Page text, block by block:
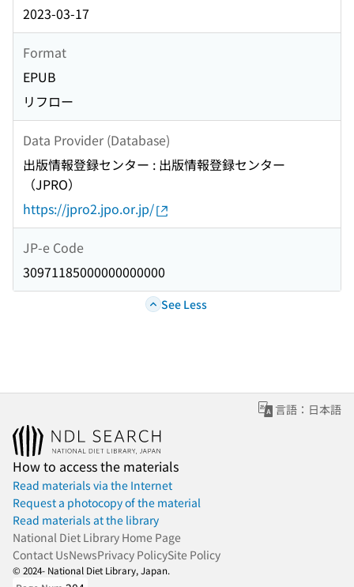
2023-03-17
Format
EPUB
リフロー
Data Provider (Database)
出版情報登録センター : 出版情報登録センター
（JPRO）
https://jpro2.jpo.or.jp/
JP-e Code
30971185000000000000
See Less
言語：日本語
How to access the materials
Read materials via the Internet
Request a photocopy of the material
Read materials at the library
National Diet Library Home Page
Contact UsNewsPrivacy PolicySite Policy
© 2024- National Diet Library, Japan.